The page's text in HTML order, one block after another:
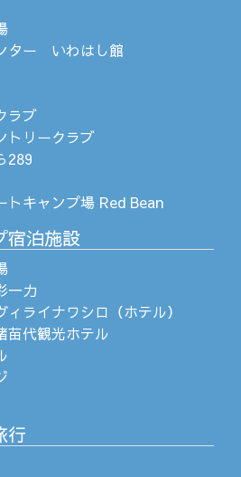
ター いわはし館
ラブ
トリークラブ
289
トキャンプ場 Red Bean
宿泊施設
一力
ライナワシロ（ホテル）
代観光ホテル
行